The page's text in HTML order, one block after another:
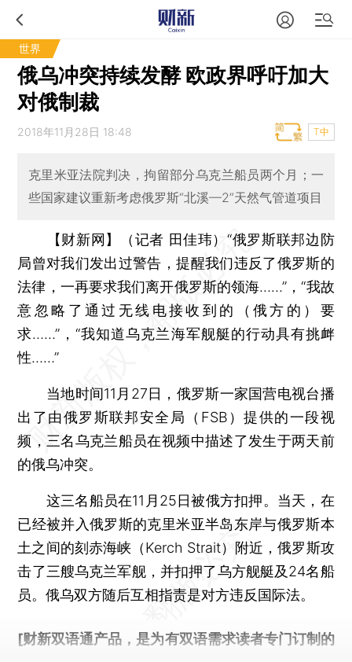
世界
俄乌冲突持续发酵 欧政界呼吁加大
对俄制裁
2018年11月28日 18:48 T中
克里米亚法院判决，拘留部分乌克兰船员两个月；一
些国家建议重新考虑俄罗斯“北溪—2”天然气管道项目
【财新网】（记者 田佳玮）“俄罗斯联邦边防
局曾对我们发出过警告，提醒我们违反了俄罗斯的
法律，一再要求我们离开俄罗斯的领海……”，“我故
意忽略了通过无线电接收到的（俄方的）要
求……”，“我知道乌克兰海军舰艇的行动具有挑衅
性……”
当地时间11月27日，俄罗斯一家国营电视台播
出了由俄罗斯联邦安全局（FSB）提供的一段视
频，三名乌克兰船员在视频中描述了发生于两天前
的俄乌冲突。
这三名船员在11月25日被俄方扣押。当天，在
已经被并入俄罗斯的克里米亚半岛东岸与俄罗斯本
土之间的刻赤海峡（Kerch Strait）附近，俄罗斯攻
击了三艘乌克兰军舰，并扣押了乌方舰艇及24名船
员。俄乌双方随后互相指责是对方违反国际法。
[财新双语通产品，是为有双语需求读者专门订制的